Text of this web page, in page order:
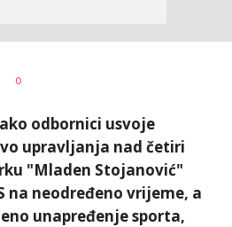
0
odbornici usvoje
upravljanja nad četiri
"Mladen Stojanović"
na neodređeno vrijeme, a
unapređenje sporta,